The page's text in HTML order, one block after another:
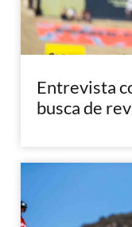
Entrevista
busca de